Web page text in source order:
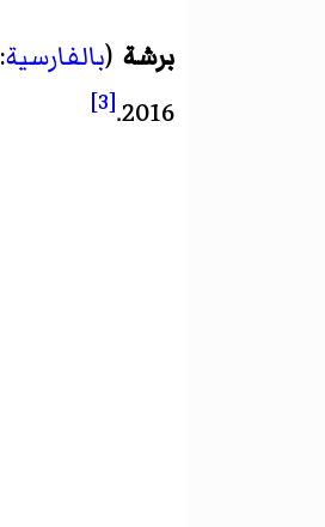
برشة (بالفارسية:
2016
.
[3]